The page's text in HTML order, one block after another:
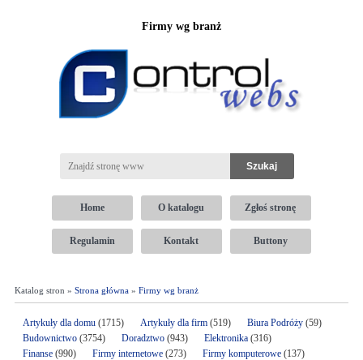
Firmy wg branż
Home O katalogu Zgłoś stronę
Regulamin Kontakt Buttony
Katalog stron » Strona główna» Firmy wg branż
Artykuły dla domu(1715) Artykuły dla firm(519) Biura Podróży(59)
Budownictwo(3754) Doradztwo(943) Elektronika (316)
Finanse(990) Firmy internetowe (273) Firmy komputerowe(137)